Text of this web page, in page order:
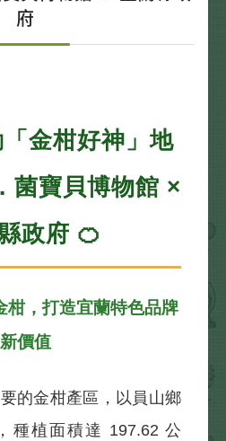
府
金柑好神」地
菌寶貝博物館 ×
政府 🍊
柑，打造宜蘭特色品牌
新價值
的金柑產區，以員山鄉
種植面積達 197.62 公